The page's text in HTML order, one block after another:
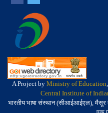
A Project by Ministry of Education
Central Institute of
भारतीय भाषा संस्थान (सीआईआईएल), मैसूर